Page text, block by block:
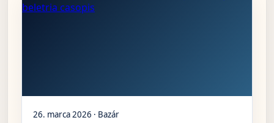
26. marca 2026 · Bazár